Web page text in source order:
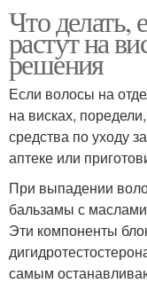
Что делать,
растут на
решения
Если волосы на
на висках,
средства по уходу
аптеке или
При выпадении
бальзамы с
Эти компоненты
самым